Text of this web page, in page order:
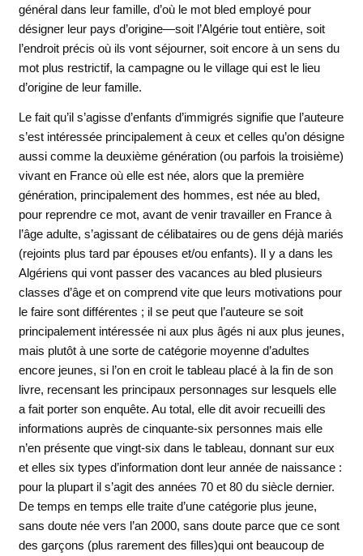
général dans leur famille, d’où le mot bled employé pour
désigner leur pays d’origine—soit l’Algérie tout entière, soit
l’endroit précis où ils vont séjourner, soit encore à un sens du
mot plus restrictif, la campagne ou le village qui est le lieu
d’origine de leur famille.
Le fait qu’il s’agisse d’enfants d’immigrés signifie que l’auteure
s’est intéressée principalement à ceux et celles qu’on désigne
aussi comme la deuxième génération (ou parfois la troisième)
vivant en France où elle est née, alors que la première
génération, principalement des hommes, est née au bled,
pour reprendre ce mot, avant de venir travailler en France à
l’âge adulte, s’agissant de célibataires ou de gens déjà mariés
(rejoints plus tard par épouses et/ou enfants). Il y a dans les
Algériens qui vont passer des vacances au bled plusieurs
classes d’âge et on comprend vite que leurs motivations pour
le faire sont différentes ; il se peut que l’auteure se soit
principalement intéressée ni aux plus âgés ni aux plus jeunes,
mais plutôt à une sorte de catégorie moyenne d’adultes
encore jeunes, si l’on en croit le tableau placé à la fin de son
livre, recensant les principaux personnages sur lesquels elle
a fait porter son enquête. Au total, elle dit avoir recueilli des
informations auprès de cinquante-six personnes mais elle
n’en présente que vingt-six dans le tableau, donnant sur eux
et elles six types d’information dont leur année de naissance :
pour la plupart il s’agit des années 70 et 80 du siècle dernier.
De temps en temps elle traite d’une catégorie plus jeune,
sans doute née vers l’an 2000, sans doute parce que ce sont
des garçons (plus rarement des filles)qui ont beaucoup de